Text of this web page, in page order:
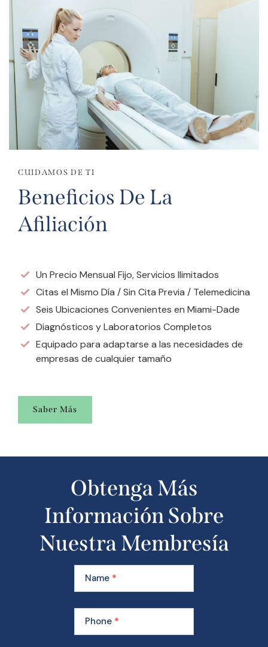
CUIDAMOS DE TI
Beneficios De La
Afiliación
Un Precio Mensual Fijo, Servicios Ilimitados
Citas el Mismo Día / Sin Cita Previa / Telemedicina
Seis Ubicaciones Convenientes en Miami-Dade
Diagnósticos y Laboratorios Completos
Equipado para adaptarse a las necesidades de
empresas de cualquier tamaño
Saber Más
Obtenga Más
Información Sobre
Nuestra Membresía
Learn
More
About
Our
Membership
Name *
Phone *